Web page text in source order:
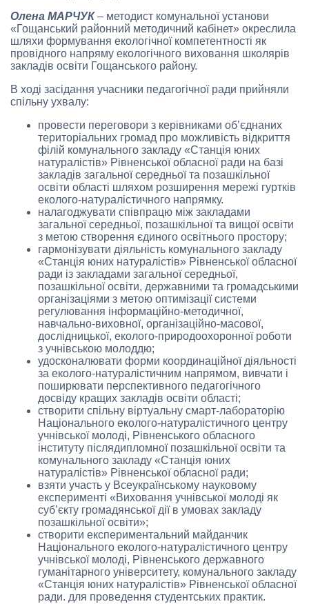
Олена МАРЧУК– методист комунальної установи
«Гощанський районний методичний кабінет» окреслила
шляхи формування екологічної компетентності як
провідного напряму екологічного виховання школярів
закладів освіти Гощанського району.
В ході засідання учасники педагогічної ради прийняли
спільну ухвалу:
провести переговори з керівниками об’єднаних
територіальних громад про можливість відкриття
філій комунального закладу «Станція юних
натуралістів» Рівненської обласної ради на базі
закладів загальної середньої та позашкільної
освіти області шляхом розширення мережі гуртків
еколого-натуралістичного напрямку.
налагоджувати співпрацю між закладами
загальної середньої, позашкільної та вищої освіти
з метою створення єдиного освітнього простору;
гармонізувати діяльність комунального закладу
«Станція юних натуралістів» Рівненської обласної
ради із закладами загальної середньої,
позашкільної освіти, державними та громадськими
організаціями з метою оптимізації системи
регулювання інформаційно-методичної,
навчально-виховної, організаційно-масової,
дослідницької, еколого-природоохоронної роботи
з учнівською молоддю;
удосконалювати форми координаційної діяльності
за еколого-натуралістичним напрямом, вивчати і
поширювати перспективного педагогічного
досвіду кращих закладів освіти області;
створити спільну віртуальну смарт-лабораторію
Національного еколого-натуралістичного центру
учнівської молоді, Рівненського обласного
інституту післядипломної позашкільної освіти та
комунального закладу «Станція юних
натуралістів» Рівненської обласної ради;
взяти участь у Всеукраїнському науковому
експерименті «Виховання учнівської молоді як
суб’єкту громадянської дії в умовах закладу
позашкільної освіти»;
створити експериментальний майданчик
Національного еколого-натуралістичного центру
учнівської молоді, Рівненського державного
гуманітарного університету, комунального закладу
«Станція юних натуралістів» Рівненської обласної
ради. для проведення студентських практик.